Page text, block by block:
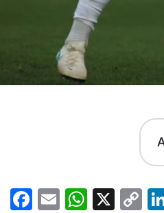
Facebook
Email X